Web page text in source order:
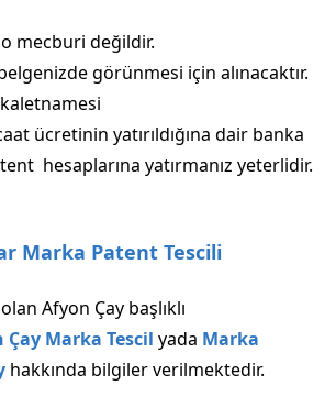
mecburi değildir.
görünmesi için alınacaktır.
ücretinin yatırıldığına dair banka
hesaplarına yatırmanız yeterlidir.
Marka Patent Tescili
Afyon Çay başlıklı
Çay Marka Tescil yada Marka
hakkında bilgiler verilmektedir.